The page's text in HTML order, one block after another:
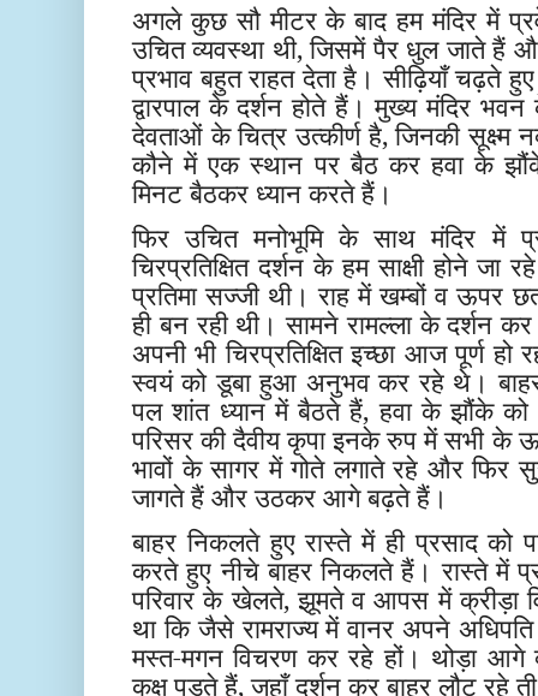
अगले कुछ सौ मीटर के बाद हम मंदिर में
उचित व्यवस्था थी, जिसमें पैर धुल जाते हैं
प्रभाव बहुत राहत देता है। सीढ़ियाँ चढ़ते
द्वारपाल के दर्शन होते हैं। मुख्य मंदिर भवन
देवताओं के चित्र उत्कीर्ण है, जिनकी सूक्ष्म
कौने में एक स्थान पर बैठ कर हवा के
मिनट बैठकर ध्यान करते हैं।
फिर उचित मनोभूमि के साथ मंदिर में
चिरप्रतिक्षित दर्शन के हम साक्षी होने
प्रतिमा सज्जी थी। राह में खम्बों व ऊपर
ही बन रही थी। सामने रामल्ला के दर्शन कर
अपनी भी चिरप्रतिक्षित इच्छा आज पूर्ण हो
स्वयं को डूबा हुआ अनुभव कर रहे थे।
पल शांत ध्यान में बैठते हैं, हवा के झौंके
परिसर की दैवीय कृपा इनके रुप में सभी के
भावों के सागर में गोते लगाते रहे और फिर
जागते हैं और उठकर आगे बढ़ते हैं।
बाहर निकलते हुए रास्ते में ही प्रसाद
करते हुए नीचे बाहर निकलते हैं। रास्ते में
परिवार के खेलते, झूमते व आपस में क्रीड़ा
था कि जैसे रामराज्य में वानर अपने अधिपति
मस्त-मगन विचरण कर रहे हों। थोड़ा
कक्ष पड़ते हैं, जहाँ दर्शन कर बाहर लौट रहे